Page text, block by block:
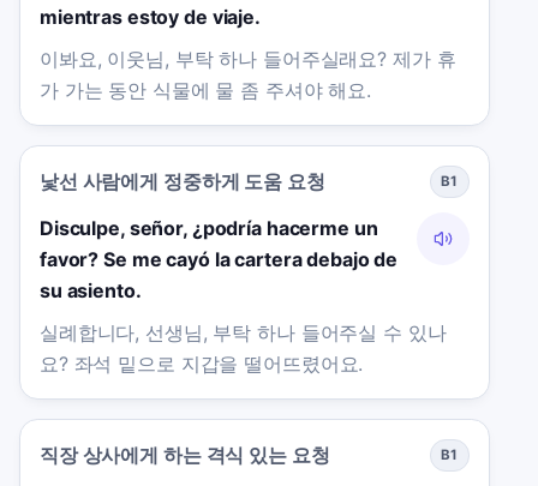
mientras estoy de viaje.
이봐요, 이웃님, 부탁 하나 들어주실래요? 제가 휴
가 가는 동안 식물에 물 좀 주셔야 해요.
낯선 사람에게 정중하게 도움 요청 B1
Disculpe, señor, ¿podría hacerme un
favor? Se me cayó la cartera debajo de
su asiento.
실례합니다, 선생님, 부탁 하나 들어주실 수 있나
요? 좌석 밑으로 지갑을 떨어뜨렸어요.
직장 상사에게 하는 격식 있는 요청 B1